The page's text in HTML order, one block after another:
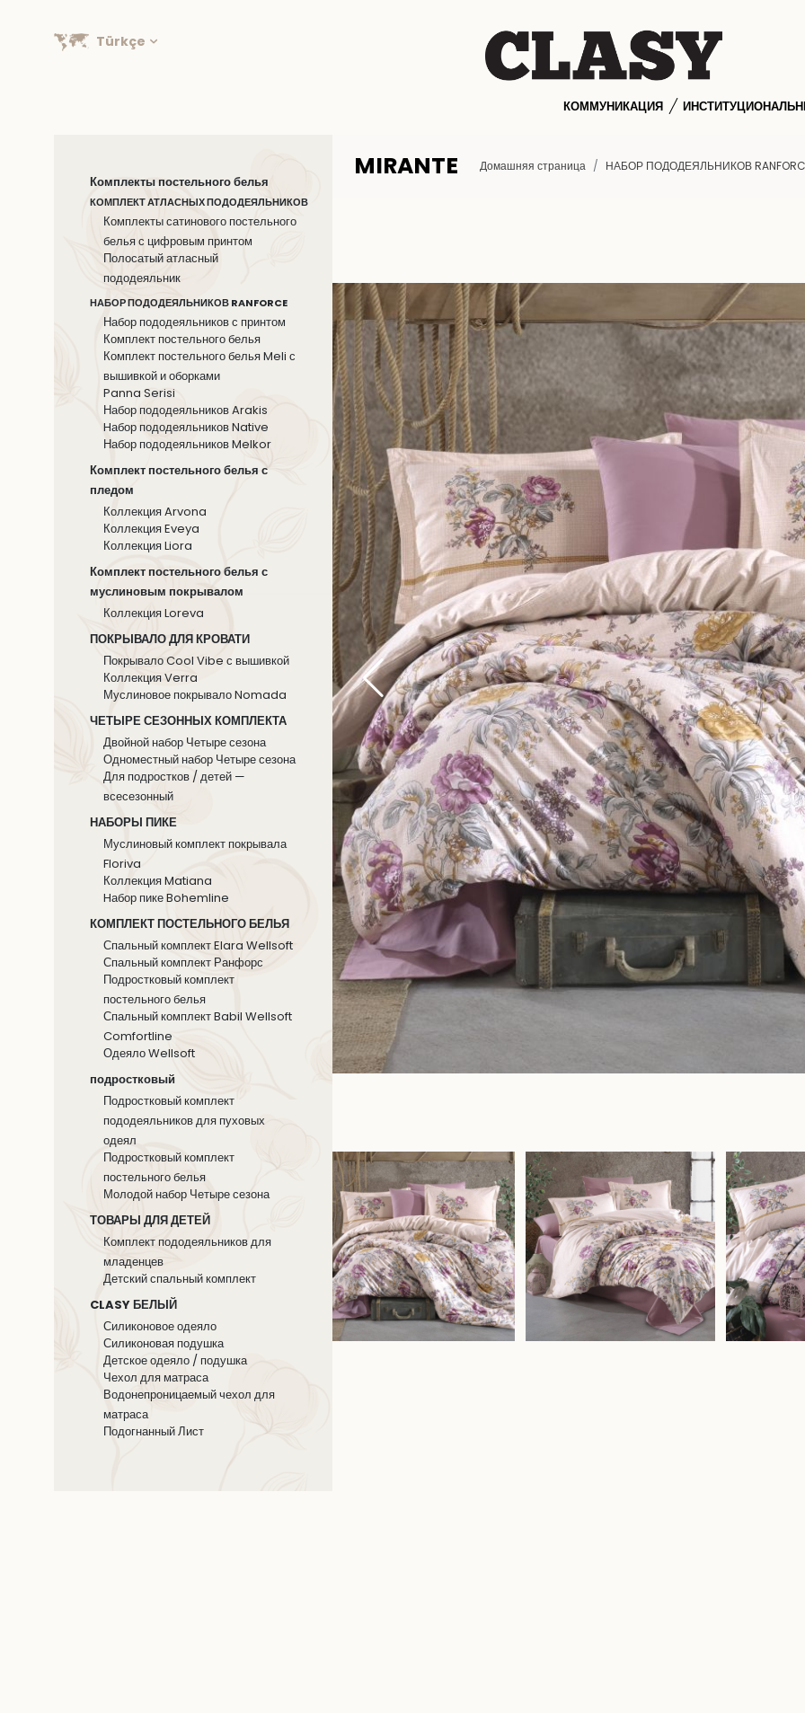
Türkçe
КОММУНИКАЦИЯ
Комплекты постельного белья
КОМПЛЕКТ АТЛАСНЫХ ПОДОДЕЯЛЬНИКОВ
Комплекты сатинового постельного
белья с цифровым принтом
Полосатый атласный
пододеяльник
НАБОР ПОДОДЕЯЛЬНИКОВ RANFORCE
Набор пододеяльников с принтом
Комплект постельного белья
Комплект постельного белья Meli с
вышивкой и оборками
Panna Serisi
Набор пододеяльников Arakis
Hабор пододеяльников Native
Набор пододеяльников Melkor
Комплект постельного белья с
пледом
Коллекция Arvona
Коллекция Eveya
Коллекция Liora
Комплект постельного белья с
муслиновым покрывалом
Коллекция Loreva
ПОКРЫВАЛО ДЛЯ КРОВАТИ
Покрывало Cool Vibe с вышивкой
Коллекция Verra
Муслиновое покрывало Nomada
ЧЕТЫРЕ СЕЗОННЫХ КОМПЛЕКТА
Двойной набор Четыре сезона
Одноместный набор Четыре сезона
Для подростков / детей —
всесезонный
НАБОРЫ ПИКЕ
Муслиновый комплект покрывала
Floriva
Коллекция Matiana
Hабор пике Bohemline
КОМПЛЕКТ ПОСТЕЛЬНОГО БЕЛЬЯ
Спальный комплект Elara Wellsoft
Спальный комплект Ранфорс
Подростковый комплект
постельного белья
Спальный комплект Babil Wellsoft
Comfortline
Одеяло Wellsoft
подростковый
Подростковый комплект
пододеяльников для пуховых
одеял
Подростковый комплект
постельного белья
Молодой набор Четыре сезона
ТОВАРЫ ДЛЯ ДЕТЕЙ
Комплект пододеяльников для
младенцев
Детский спальный комплект
CLASY БЕЛЫЙ
Силиконовое одеяло
Силиконовая подушка
Детское одеяло / подушка
Чехол для матраса
Водонепроницаемый чехол для
матраса
Подогнанный Лист
MIRANTE Домашняя страница НАБОР ПОДОДЕЯЛЬНИКОВ